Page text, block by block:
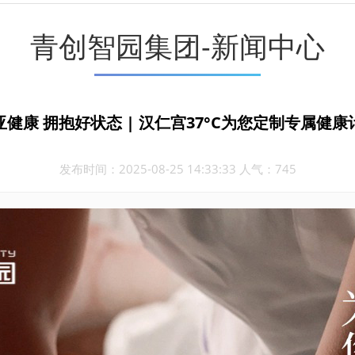
青创智园集团-新闻中心
健康 拥抱好状态 | 汉仁宫37°C为您定制专属健康
发布时间：2025-08-25 14:33:33 人气：745